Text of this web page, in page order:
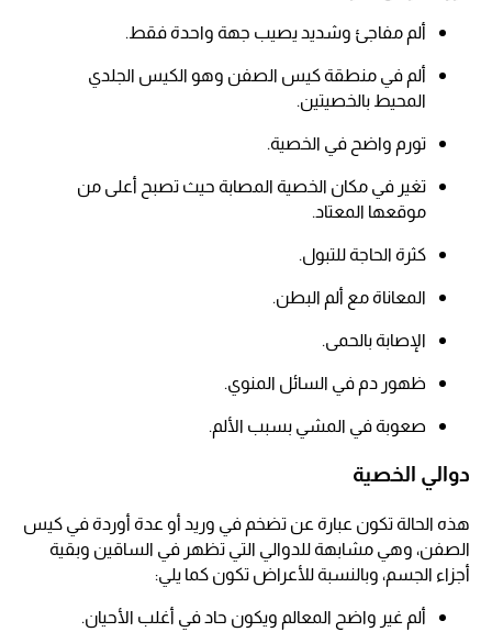
ألم مفاجئ وشديد يصيب جهة واحدة فقط.
ألم في منطقة كيس الصفن وهو الكيس الجلدي
المحيط بالخصيتين.
تورم واضح في الخصية.
تغير في مكان الخصية المصابة حيث تصبح أعلى من
موقعها المعتاد.
كثرة الحاجة للتبول.
المعاناة مع ألم البطن.
الإصابة بالحمى.
ظهور دم في السائل المنوي.
صعوبة في المشي بسبب الألم.
دوالي الخصية
هذه الحالة تكون عبارة عن تضخم في وريد أو عدة أوردة في كيس
الصفن، وهي مشابهة للدوالي التي تظهر في الساقين وبقية
أجزاء الجسم، وبالنسبة للأعراض تكون كما يلي:
ألم غير واضح المعالم ويكون حاد في أغلب الأحيان.